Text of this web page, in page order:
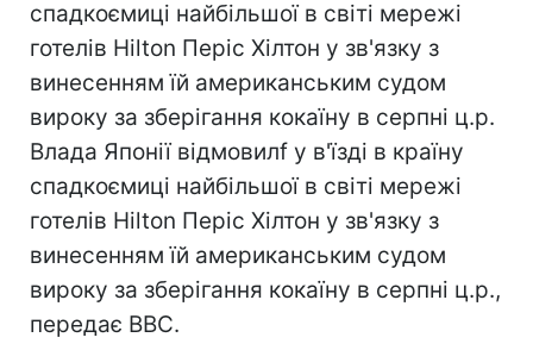
спадкоємиці найбільшої в світі мережі
готелів Hilton Періс Хілтон у зв'язку з
винесенням їй американським судом
вироку за зберігання кокаїну в серпні ц.р.
Влада Японії відмовилf у в'їзді в країну
спадкоємиці найбільшої в світі мережі
готелів Hilton Періс Хілтон у зв'язку з
винесенням їй американським судом
вироку за зберігання кокаїну в серпні ц.р.,
передає ВВС.